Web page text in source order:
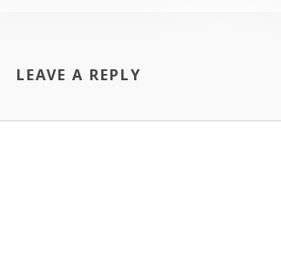
LEAVE A REPLY